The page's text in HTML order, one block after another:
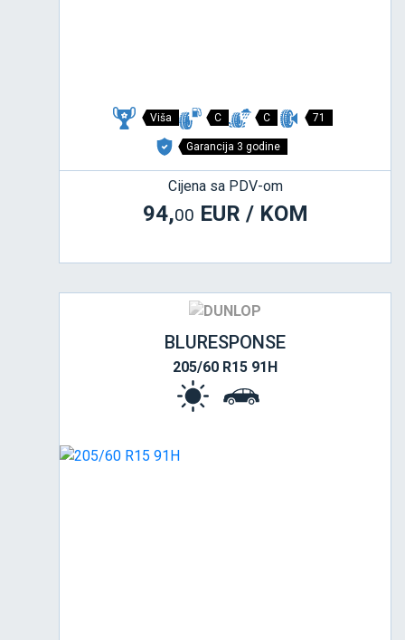
Viša C C 71
Garancija 3 godine
Cijena sa PDV-om
94,00 EUR / KOM
BLURESPONSE
205/60 R15 91H